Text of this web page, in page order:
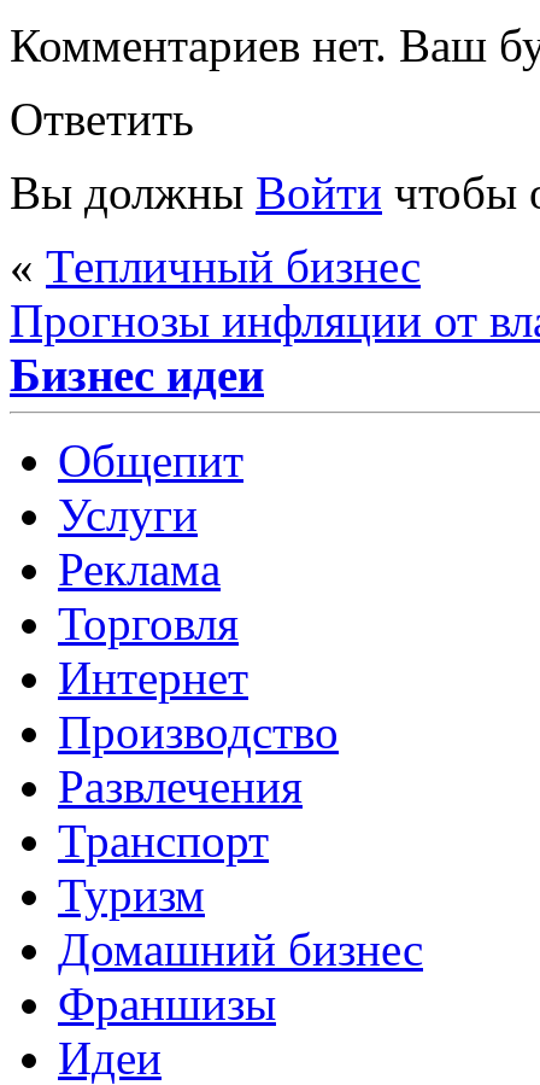
Комментариев нет. Ваш
Ответить
Вы должны Войти чтобы
« Тепличный бизнес
Прогнозы инфляции от
Бизнес идеи
Общепит
Услуги
Реклама
Торговля
Интернет
Производство
Развлечения
Транспорт
Туризм
Домашний бизнес
Франшизы
Идеи